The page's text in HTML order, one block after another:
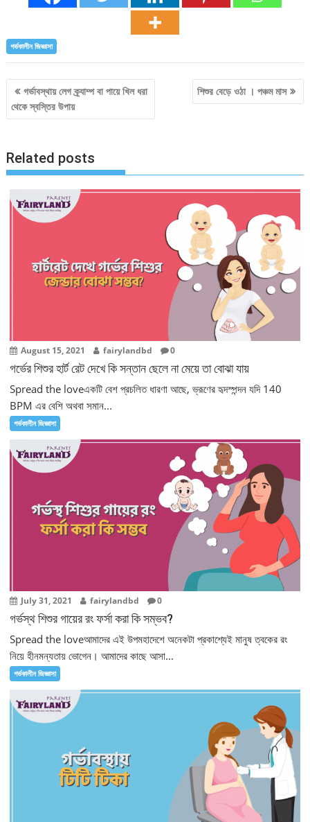
গর্ভকালীন জিজ্ঞাসা
Post
navigation
গর্ভাবস্থায় লেগ ক্র্যাম্প বা পায়ে খিল ধরা
থেকে স্বস্তির উপায়
শিশুর বেড়ে ওঠা । পঞ্চম মাস
Related posts
August 15, 2021 fairylandbd 0
গর্ভের শিশুর হার্ট রেট দেখে কি সন্তান ছেলে না মেয়ে তা বোঝা যায়
Spread the loveএকটি বেশ প্রচলিত ধারণা আছে, ভ্রূণের হৃদস্পন্দন যদি 140
BPM এর বেশি অথবা সমান...
গর্ভকালীন জিজ্ঞাসা
July 31, 2021 fairylandbd 0
গর্ভস্থ শিশুর গায়ের রং ফর্সা করা কি সম্ভব?
Spread the loveআমাদের এই উপমহাদেশে অনেকটা প্রকাশ্যেই মানুষ ত্বকের রং
নিয়ে হীনমন্যতায় ভোগেন। আমাদের কাছে আসা...
গর্ভকালীন জিজ্ঞাসা